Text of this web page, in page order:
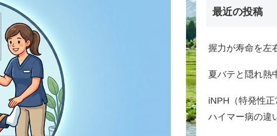
最近の投稿
握力が寿命を左
夏バテと隠れ熱
iNPH（特発性
ハイマー病の違